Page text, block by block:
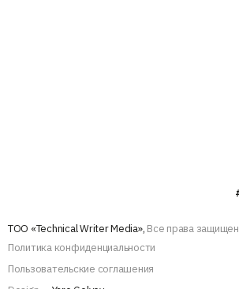
ТОО «Technical Writer Media», Все права
Политика конфиденциальности
Пользовательские соглашения